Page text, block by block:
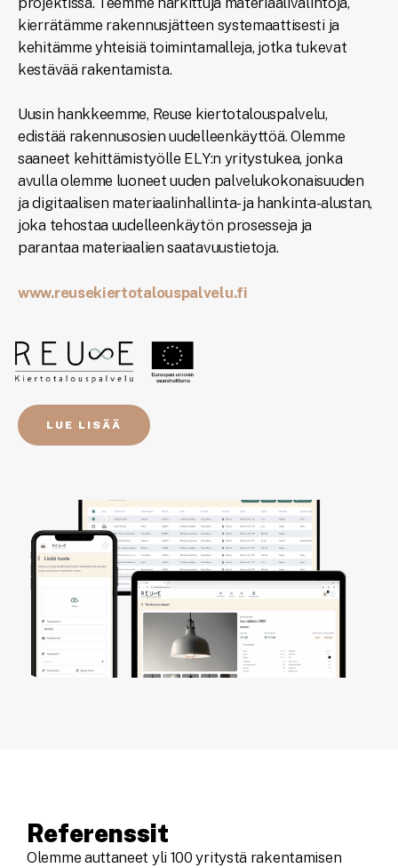
kierrätämme rakennusjätteen systemaattisesti ja
kehitämme yhteisiä toimintamalleja, jotka tukevat
kestävää rakentamista.
Uusin hankkeemme, Reuse kiertotalouspalvelu,
edistää rakennusosien uudelleenkäyttöä. Olemme
saaneet kehittämistyölle ELY:n yritystukea, jonka
avulla olemme luoneet uuden palvelukokonaisuuden
ja digitaalisen materiaalinhallinta- ja hankinta-alustan,
joka tehostaa uudelleenkäytön prosesseja ja
parantaa materiaalien saatavuustietoja.
www.reusekiertotalouspalvelu.fi
LUE LISÄÄ
Referenssit
Olemme auttaneet yli 100 yritystä rakentamisen